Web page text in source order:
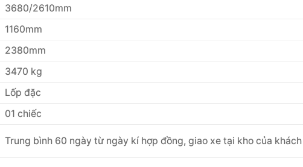
3680/2610mm
1160mm
2380mm
3470 kg
Lốp đặc
01 chiếc
Trung bình 60 ngày từ ngày kí hợp đồng, giao xe tại kho của khách